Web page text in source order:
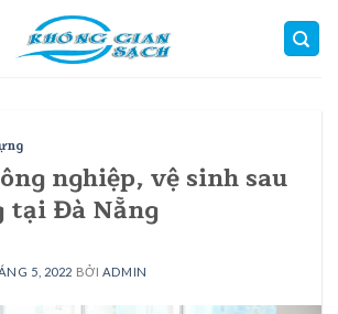
nghiệp, vệ sinh sau
tại Đà Nẵng
5, 2022 BỞI ADMIN